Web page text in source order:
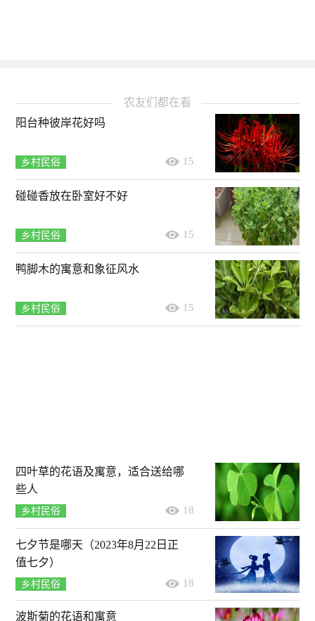
农友们都在看
阳台种彼岸花好吗
乡村民俗 15
碰碰香放在卧室好不好
乡村民俗 15
鸭脚木的寓意和象征风水
乡村民俗 15
四叶草的花语及寓意，适合送给哪
些人
乡村民俗 18
七夕节是哪天（2023年8月22日正
值七夕）
乡村民俗 18
波斯菊的花语和寓意